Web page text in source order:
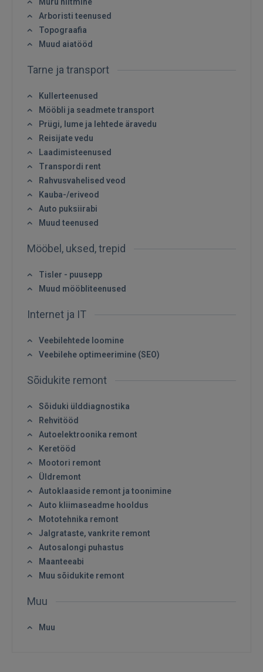
Ei ole veel registreerunud?
Arboristi teenused
Topograafia
Muud aiatööd
Tarne ja transport
Kullerteenused
Mööbli ja seadmete transport
Prügi, lume ja lehtede äravedu
Reisijate vedu
Laadimisteenused
Transpordi rent
Rahvusvahelised veod
Kauba-/eriveod
Auto puksiirabi
Muud teenused
Mööbel, uksed, trepid
Tisler - puusepp
Muud mööbliteenused
Internet ja IT
Veebilehtede loomine
Veebilehe optimeerimine (SEO)
Sõidukite remont
Sõiduki ülddiagnostika
Rehvitööd
Autoelektroonika remont
Keretööd
Mootori remont
Üldremont
Autoklaaside remont ja toonimine
Auto kliimaseadme hooldus
Mototehnika remont
Jalgrataste, vankrite remont
Autosalongi puhastus
Maanteeabi
Muu sõidukite remont
Muu
Muu